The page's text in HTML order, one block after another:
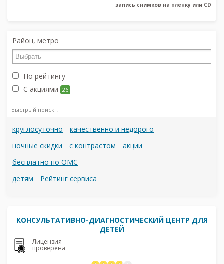
запись снимков на пленку или CD
Район, метро
По рейтингу
С акциями 26
Быстрый поиск ↓
круглосуточно
качественно и недорого
ночные скидки
с контрастом
акции
бесплатно по ОМС
детям
Рейтинг сервиса
КОНСУЛЬТАТИВНО-ДИАГНОСТИЧЕСКИЙ ЦЕНТР ДЛЯ
ДЕТЕЙ
Лицензия
проверена